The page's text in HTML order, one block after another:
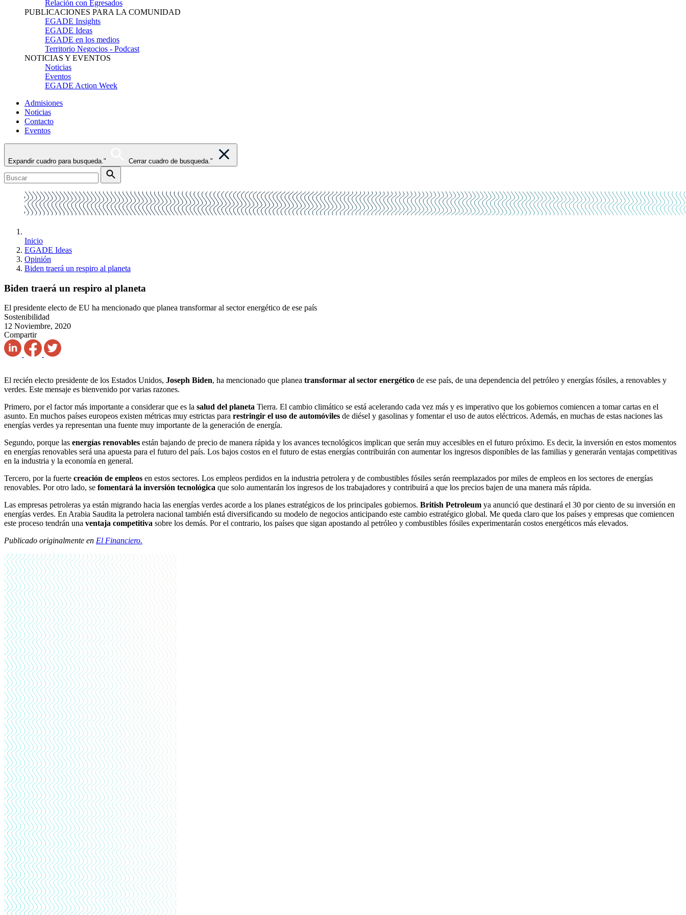
Relación con Egresados
PUBLICACIONES PARA LA COMUNIDAD
EGADE Insights
EGADE Ideas
EGADE en los medios
Territorio Negocios - Podcast
NOTICIAS Y EVENTOS
Noticias
Eventos
EGADE Action Week
Admisiones
Noticias
Contacto
Eventos
Expandir cuadro para busqueda." Cerrar cuadro de busqueda."
Inicio
EGADE Ideas
Opinión
Biden traerá un respiro al planeta
Biden traerá un respiro al planeta
El presidente electo de EU ha mencionado que planea transformar al sector energético de ese país
Sostenibilidad
12 Noviembre, 2020
Compartir
El recién electo presidente de los Estados Unidos, Joseph Biden, ha mencionado que planea transformar al sector energético de ese país, de una dependencia del petróleo y energías fósiles, a renovables y
verdes. Este mensaje es bienvenido por varias razones.
Primero, por el factor más importante a considerar que es la salud del planeta Tierra. El cambio climático se está acelerando cada vez más y es imperativo que los gobiernos comiencen a tomar cartas en el
asunto. En muchos países europeos existen métricas muy estrictas para restringir el uso de automóviles de diésel y gasolinas y fomentar el uso de autos eléctricos. Además, en muchas de estas naciones las
energías verdes ya representan una fuente muy importante de la generación de energía.
Segundo, porque las energías renovables están bajando de precio de manera rápida y los avances tecnológicos implican que serán muy accesibles en el futuro próximo. Es decir, la inversión en estos momentos
en energías renovables será una apuesta para el futuro del país. Los bajos costos en el futuro de estas energías contribuirán con aumentar los ingresos disponibles de las familias y generarán ventajas competitivas
en la industria y la economía en general.
Tercero, por la fuerte creación de empleos en estos sectores. Los empleos perdidos en la industria petrolera y de combustibles fósiles serán reemplazados por miles de empleos en los sectores de energías
renovables. Por otro lado, se fomentará la inversión tecnológica que solo aumentarán los ingresos de los trabajadores y contribuirá a que los precios bajen de una manera más rápida.
Las empresas petroleras ya están migrando hacia las energías verdes acorde a los planes estratégicos de los principales gobiernos. British Petroleum ya anunció que destinará el 30 por ciento de su inversión en
energías verdes. En Arabia Saudita la petrolera nacional también está diversificando su modelo de negocios anticipando este cambio estratégico global. Me queda claro que los países y empresas que comiencen
este proceso tendrán una ventaja competitiva sobre los demás. Por el contrario, los países que sigan apostando al petróleo y combustibles fósiles experimentarán costos energéticos más elevados.
Publicado originalmente en El Financiero.